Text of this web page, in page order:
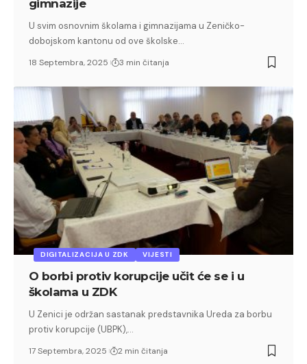
gimnazije
U svim osnovnim školama i gimnazijama u Zeničko-
dobojskom kantonu od ove školske…
18 Septembra, 2025 3 min čitanja
DIGITALIZACIJA U ZDK VIJESTI
O borbi protiv korupcije učit će se i u
školama u ZDK
U Zenici je održan sastanak predstavnika Ureda za borbu
protiv korupcije (UBPK),…
17 Septembra, 2025 2 min čitanja